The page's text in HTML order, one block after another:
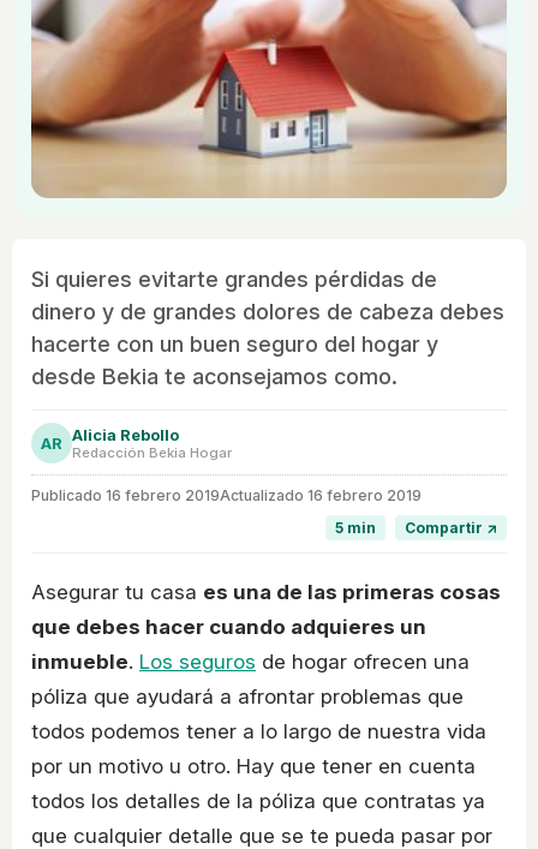
Si quieres evitarte grandes pérdidas de
dinero y de grandes dolores de cabeza debes
hacerte con un buen seguro del hogar y
desde Bekia te aconsejamos como.
AR Alicia Rebollo
Redacción Bekia Hogar
Publicado 16 febrero 2019Actualizado 16 febrero 2019
5 min
Compartir ↗
Asegurar tu casa es una de las primeras cosas
que debes hacer cuando adquieres un
inmueble. Los seguros de hogar ofrecen una
póliza que ayudará a afrontar problemas que
todos podemos tener a lo largo de nuestra vida
por un motivo u otro. Hay que tener en cuenta
todos los detalles de la póliza que contratas ya
que cualquier detalle que se te pueda pasar por